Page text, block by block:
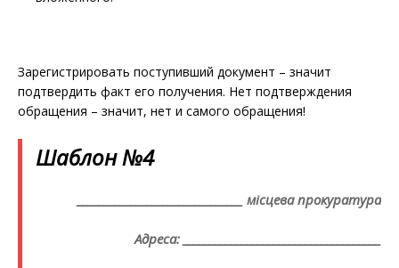
Зарегистрировать поступивший документ – значит
подтвердить факт его получения. Нет подтверждения
обращения – значит, нет и самого обращения!
Шаблон №4
_______________________________ місцева прокуратура
Адреса: _____________________________________